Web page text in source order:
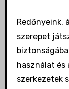
Redőnyeink,
szerepet
használat és
szerkezetek